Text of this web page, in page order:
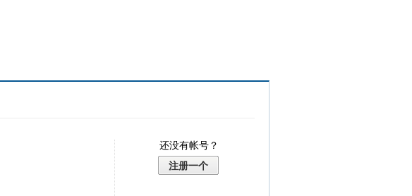
还没有帐号？
注册一个